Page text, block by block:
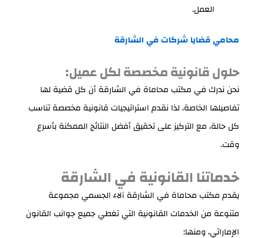
العمل.
محاميقضايا شركاتفيالشارقة
حلول قانونية مخصصة لكل عميل:
نحن ندرك في مكتب محاماة في الشارقة أن كل قضية لها
تفاصيلها الخاصة، لذا نقدم استراتيجيات قانونية مخصصة تناسب
كل حالة، مع التركيز على تحقيق أفضل النتائج الممكنة بأسرع
وقت.
خدماتنا القانونية في الشارقة
يقدم مكتب محاماة في الشارقة آلاء الجسمي مجموعة
متنوعة من الخدمات القانونية التي تغطي جميع جوانب القانون
الإماراتي، ومنها: